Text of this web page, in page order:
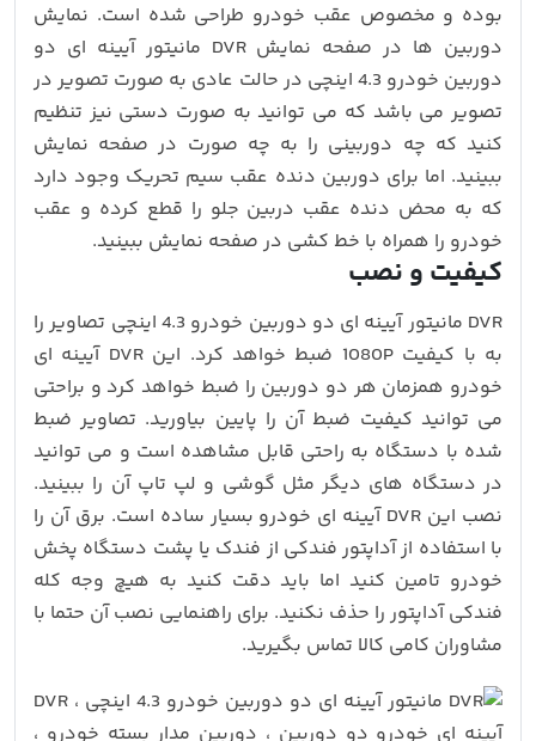
بوده و مخصوص عقب خودرو طراحی شده است. نمایش
دوربین ها در صفحه نمایش DVR مانیتور آیینه ای دو
دوربین خودرو 4.3 اینچی در حالت عادی به صورت تصویر در
تصویر می باشد که می توانید به صورت دستی نیز تنظیم
کنید که چه دوربینی را به چه صورت در صفحه نمایش
ببینید. اما برای دوربین دنده عقب سیم تحریک وجود دارد
که به محض دنده عقب دربین جلو را قطع کرده و عقب
خودرو را همراه با خط کشی در صفحه نمایش ببینید.
کیفیت و نصب
DVR مانیتور آیینه ای دو دوربین خودرو 4.3 اینچی تصاویر را
به با کیفیت 1080P ضبط خواهد کرد. این DVR آیینه ای
خودرو همزمان هر دو دوربین را ضبط خواهد کرد و براحتی
می توانید کیفیت ضبط آن را پایین بیاورید. تصاویر ضبط
شده با دستگاه به راحتی قابل مشاهده است و می توانید
در دستگاه های دیگر مثل گوشی و لپ تاپ آن را ببینید.
نصب این DVR آیینه ای خودرو بسیار ساده است. برق آن را
با استفاده از آداپتور فندکی از فندک یا پشت دستگاه پخش
خودرو تامین کنید اما باید دقت کنید به هیچ وجه کله
فندکی آداپتور را حذف نکنید. برای راهنمایی نصب آن حتما با
مشاوران کامی کالا تماس بگیرید.